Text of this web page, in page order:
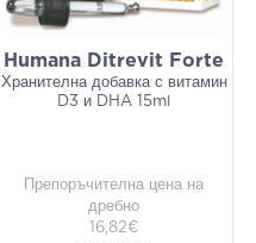
Humana Ditrevit Forte
Хранителна добавка с витамин
D3 и DHA 15ml
Препоръчителна цена на
дребно
16,82€